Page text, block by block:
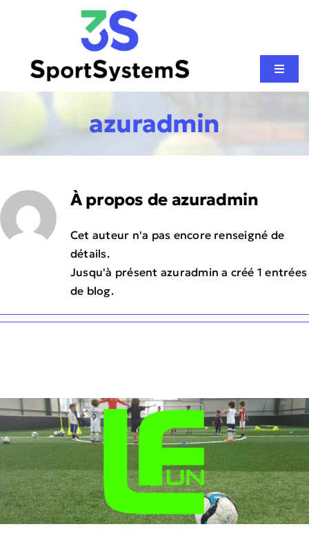
SPORTS DE RAQUETTE
AUTRES SPORTS
NOS RÉALISATIONS
azuradmin
À propos de azuradmin
Cet auteur n'a pas encore renseigné de
détails.
Jusqu'à présent azuradmin a créé 1 entrées
de blog.